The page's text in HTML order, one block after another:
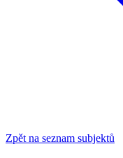
Zpět na seznam subjektů